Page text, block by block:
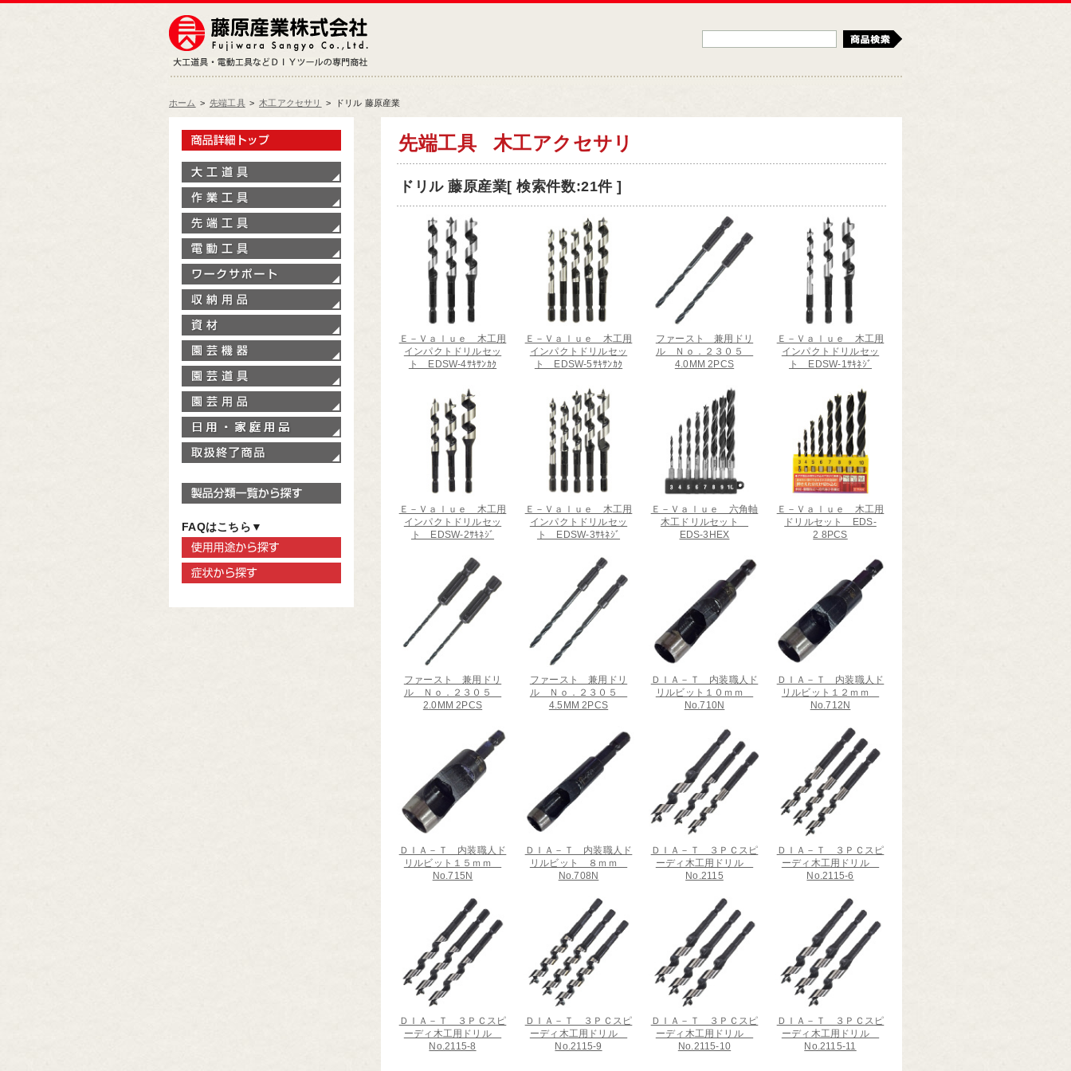
ホーム > 先端工具 > 木工アクセサリ > ドリル 藤原産業
先端工具 木工アクセサリ
ドリル 藤原産業[ 検索件数:21件 ]
Ｅ－Ｖａｌｕｅ 木工用
インパクトドリルセッ
ト EDSW-4ｻｷｻﾝｶｸ
Ｅ－Ｖａｌｕｅ 木工用
インパクトドリルセッ
ト EDSW-5ｻｷｻﾝｶｸ
ファースト 兼用ドリ
ル Ｎｏ．２３０５
4.0MM 2PCS
Ｅ－Ｖａｌｕｅ 木工用
インパクトドリルセッ
ト EDSW-1ｻｷﾈｼﾞ
Ｅ－Ｖａｌｕｅ 木工用
インパクトドリルセッ
ト EDSW-2ｻｷﾈｼﾞ
Ｅ－Ｖａｌｕｅ 木工用
インパクトドリルセッ
ト EDSW-3ｻｷﾈｼﾞ
Ｅ－Ｖａｌｕｅ 六角軸
木工ドリルセット
EDS-3HEX
Ｅ－Ｖａｌｕｅ 木工用
ドリルセット EDS-
2 8PCS
ファースト 兼用ドリ
ル Ｎｏ．２３０５
2.0MM 2PCS
ファースト 兼用ドリ
ル Ｎｏ．２３０５
4.5MM 2PCS
ＤＩＡ－Ｔ 内装職人ド
リルビット１０ｍｍ
No.710N
ＤＩＡ－Ｔ 内装職人ド
リルビット１２ｍｍ
No.712N
ＤＩＡ－Ｔ 内装職人ド
リルビット１５ｍｍ
No.715N
ＤＩＡ－Ｔ 内装職人ド
リルビット ８ｍｍ
No.708N
ＤＩＡ－Ｔ ３ＰＣスピ
ーディ木工用ドリル
No.2115
ＤＩＡ－Ｔ ３ＰＣスピ
ーディ木工用ドリル
No.2115-6
ＤＩＡ－Ｔ ３ＰＣスピ
ーディ木工用ドリル
No.2115-8
ＤＩＡ－Ｔ ３ＰＣスピ
ーディ木工用ドリル
No.2115-9
ＤＩＡ－Ｔ ３ＰＣスピ
ーディ木工用ドリル
No.2115-10
ＤＩＡ－Ｔ ３ＰＣスピ
ーディ木工用ドリル
No.2115-11
製品情報トップ
製品分類一覧から探す
FAQはこちら▼